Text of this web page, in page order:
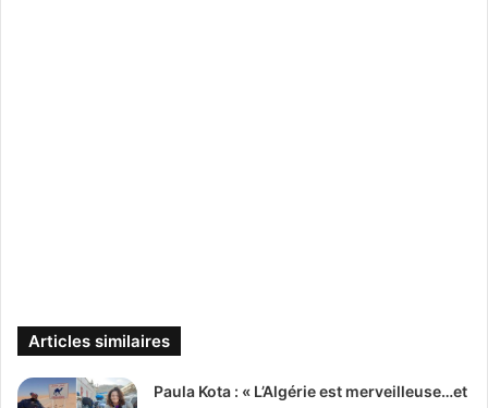
Articles similaires
Paula Kota : « L’Algérie est merveilleuse…et